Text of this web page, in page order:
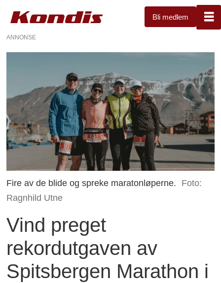
Bli medlem
ANNONSE
Fire av de blide og spreke maratonløperne.
Foto:
Ragnhild Utne
Vind preget
rekordutgaven av
Spitsbergen Marathon i